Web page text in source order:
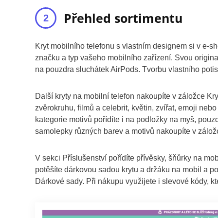
Přehled sortimentu
Kryt mobilního telefonu s vlastním designem si v e-
značku a typ vašeho mobilního zařízení. Svou
na pouzdra sluchátek AirPods. Tvorbu vlastního
Další kryty na mobilní telefon nakoupíte v záložce
zvěrokruhu, filmů a celebrit, květin, zvířat, emoji
kategorie motivů pořídíte i na podložky na myš,
samolepky různých barev a motivů nakoupíte v
V sekci Příslušenství pořídíte přívěsky, šňůrky na
potěšíte dárkovou sadou krytu a držáku na mobil a
Dárkové sady. Při nákupu využijete i slevové kódy,